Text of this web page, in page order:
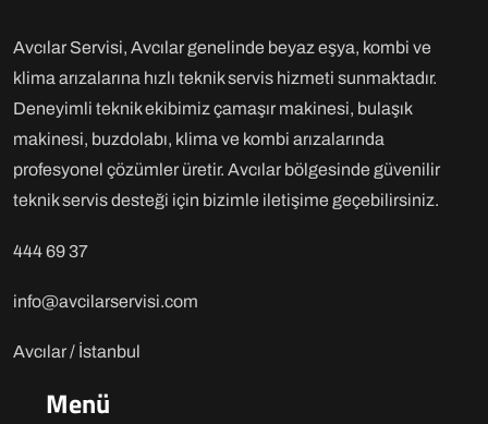
Avcılar Servisi, Avcılar genelinde beyaz eşya, kombi ve
klima arızalarına hızlı teknik servis hizmeti sunmaktadır.
Deneyimli teknik ekibimiz çamaşır makinesi, bulaşık
makinesi, buzdolabı, klima ve kombi arızalarında
profesyonel çözümler üretir. Avcılar bölgesinde güvenilir
teknik servis desteği için bizimle iletişime geçebilirsiniz.
444 69 37
info@avcilarservisi.com
Avcılar / İstanbul
Menü